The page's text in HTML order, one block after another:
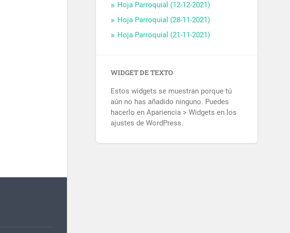
Hoja Parroquial (12-12-2021)
Hoja Parroquial (28-11-2021)
Hoja Parroquial (21-11-2021)
WIDGET DE TEXTO
Estos widgets se muestran porque tú
aún no has añadido ninguno. Puedes
hacerlo en Apariencia > Widgets en los
ajustes de WordPress.